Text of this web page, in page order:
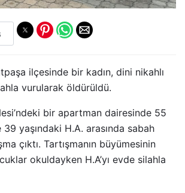
ilçesinde bir kadın, dini nikahlı
vurularak öldürüldü.
bir apartman dairesinde 55
39 yaşındaki H.A. arasında sabah
çıktı. Tartışmanın büyümesinin
okuldayken H.A’yı evde silahla